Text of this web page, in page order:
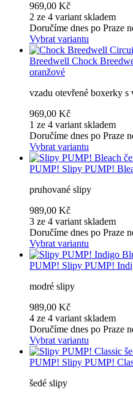
969,00 Kč
2 ze 4 variant skladem
Doručíme dnes po Praze
Vybrat variantu
Breedwell Chock
oranžové
vzadu otevřené boxerky s
969,00 Kč
1 ze 4 variant skladem
Doručíme dnes po Praze
Vybrat variantu
PUMP! Slipy PUMP!
pruhované slipy
989,00 Kč
3 ze 4 variant skladem
Doručíme dnes po Praze
Vybrat variantu
PUMP! Slipy PUMP!
modré slipy
989,00 Kč
4 ze 4 variant skladem
Doručíme dnes po Praze
Vybrat variantu
PUMP! Slipy PUMP!
šedé slipy